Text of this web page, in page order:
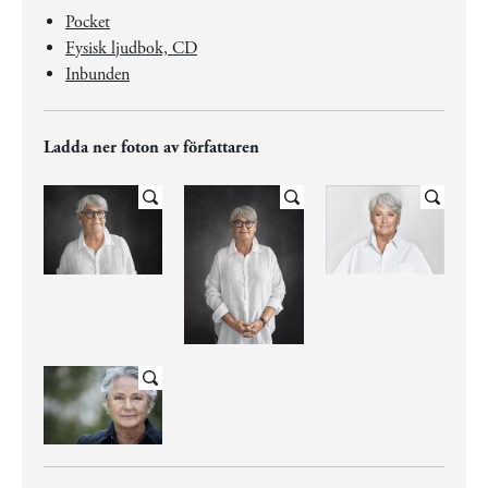
Pocket
Fysisk ljudbok, CD
Inbunden
Ladda ner foton av författaren